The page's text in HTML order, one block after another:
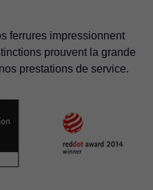
ferrures impressionnent
prouvent la grande
prestations de service.